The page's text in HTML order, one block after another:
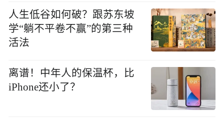
人生低谷如何破？跟苏东坡
学“躺不平卷不赢”的第三种
活法
离谱！中年人的保温杯，比
iPhone还小了？